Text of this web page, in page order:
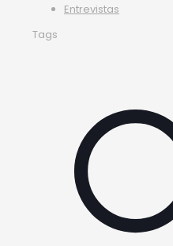
Entrevistas
Tags